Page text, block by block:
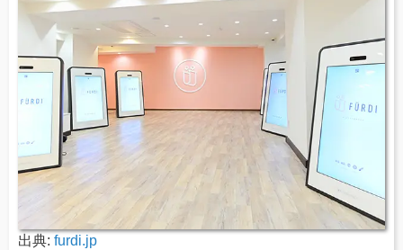
出典: furdi.jp